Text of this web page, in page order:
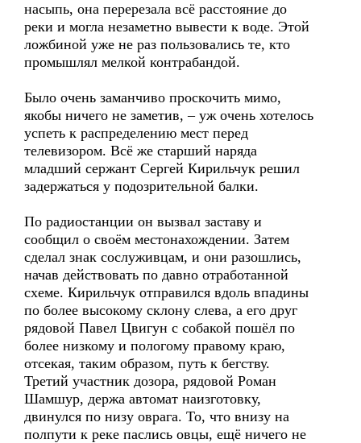
насыпь, она перерезала всё расстояние до
реки и могла незаметно вывести к воде. Этой
ложбиной уже не раз пользовались те, кто
промышлял мелкой контрабандой.
Было очень заманчиво проскочить мимо,
якобы ничего не заметив, – уж очень хотелось
успеть к распределению мест перед
телевизором. Всё же старший наряда
младший сержант Сергей Кирильчук решил
задержаться у подозрительной балки.
По радиостанции он вызвал заставу и
сообщил о своём местонахождении. Затем
сделал знак сослуживцам, и они разошлись,
начав действовать по давно отработанной
схеме. Кирильчук отправился вдоль впадины
по более высокому склону слева, а его друг
рядовой Павел Цвигун с собакой пошёл по
более низкому и пологому правому краю,
отсекая, таким образом, путь к бегству.
Третий участник дозора, рядовой Роман
Шамшур, держа автомат наизготовку,
двинулся по низу оврага. То, что внизу на
полпути к реке паслись овцы, ещё ничего не